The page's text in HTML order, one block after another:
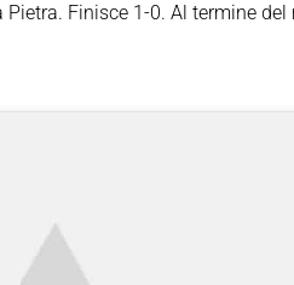
Finisce 1-0. Al termine